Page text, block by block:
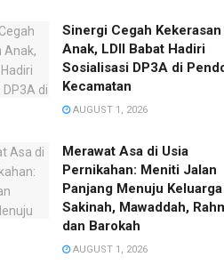
Sinergi Cegah Kekerasan
Anak, LDII Babat Hadiri
Sosialisasi DP3A di
Kecamatan
AUGUST 1, 2026
Merawat Asa di Usia
Pernikahan: Meniti Jalan
Panjang Menuju Keluarga
Sakinah, Mawaddah,
dan Barokah
AUGUST 1, 2026